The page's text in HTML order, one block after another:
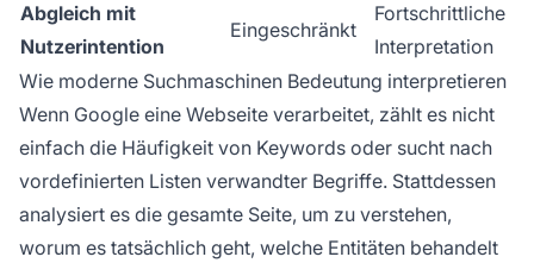
Abgleich mit
Nutzerintention
Eingeschränkt
Fortschrittliche
Interpretation
Wie moderne Suchmaschinen Bedeutung interpretieren
Wenn Google eine Webseite verarbeitet, zählt es nicht
einfach die Häufigkeit von Keywords oder sucht nach
vordefinierten Listen verwandter Begriffe. Stattdessen
analysiert es die gesamte Seite, um zu verstehen,
worum es tatsächlich geht, welche Entitäten behandelt